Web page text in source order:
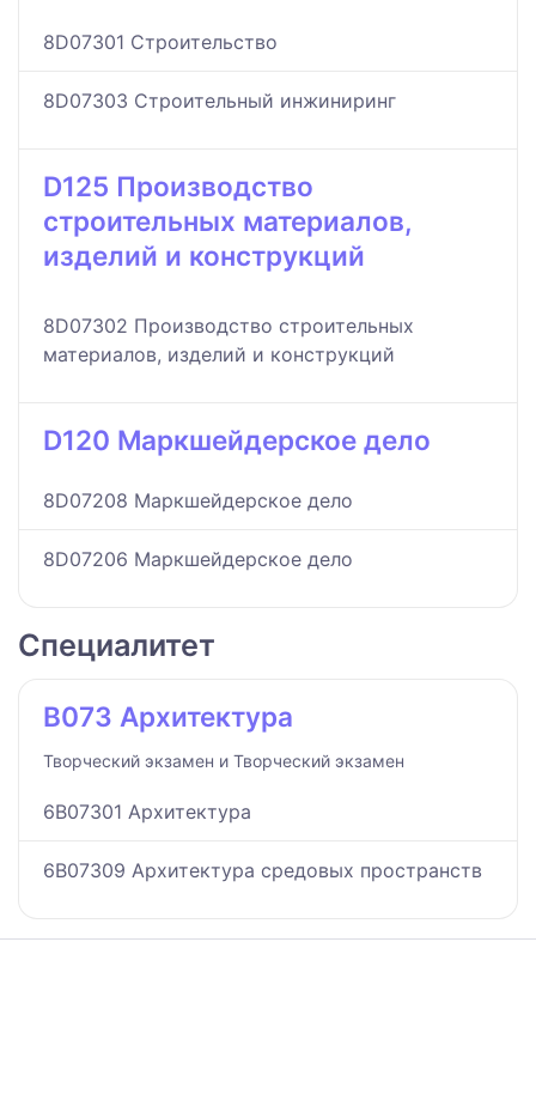
8D07301 Строительство
8D07303 Строительный инжиниринг
D125 Производство
строительных материалов,
изделий и конструкций
8D07302 Производство строительных
материалов, изделий и конструкций
D120 Маркшейдерское дело
8D07208 Маркшейдерское дело
8D07206 Маркшейдерское дело
Специалитет
B073 Архитектура
Творческий экзамен и Творческий экзамен
6B07301 Архитектура
6B07309 Архитектура средовых пространств